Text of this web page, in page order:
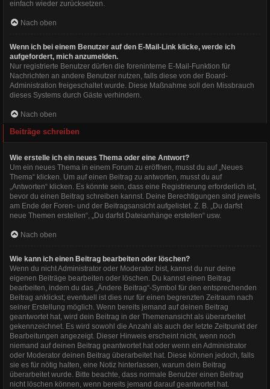
einfach wieder zurücksetzen.
Nach oben
Wenn ich bei einem Benutzer auf den E-Mail-Link klicke, werde ich
aufgefordert, mich anzumelden.
Nur registrierte Benutzer dürfen die foreninterne E-Mail-Funktion für
Nachrichten an andere Benutzer nutzen, falls diese von der Board-
Administration freigeschaltet wurde. Diese Maßnahme soll den Missbrauch
dieses Systems durch Gäste verhindern.
Nach oben
Beiträge schreiben
Wie erstelle ich ein neues Thema oder eine Antwort?
Um ein neues Thema in einem Forum zu eröffnen, musst du auf „Neues
Thema“ klicken. Um auf einen Beitrag zu antworten, musst du auf
„Antworten“ klicken. Es könnte sein, dass eine Registrierung erforderlich ist,
bevor du einen Beitrag schreiben kannst. Deine Berechtigungen sind jeweils
am Ende der Foren- und der Beitragsansicht aufgelistet. Z. B. „Du darfst
neue Themen erstellen“, „Du darfst Dateianhänge erstellen“ usw.
Nach oben
Wie kann ich einen Beitrag bearbeiten oder löschen?
Wenn du nicht Administrator oder Moderator bist, kannst du nur deine
eigenen Beiträge bearbeiten oder löschen. Du kannst einen Beitrag
bearbeiten, indem du das „Ändere Beitrag“-Symbol für den entsprechenden
Beitrag anklickst; eventuell ist dies nur für einen begrenzten Zeitraum nach
seiner Erstellung möglich. Wenn bereits jemand auf deinen Beitrag
geantwortet hat, wird dein Beitrag in der Themenansicht als überarbeitet
gekennzeichnet. Es wird sowohl die Anzahl als auch der letzte Zeitpunkt der
Bearbeitungen angezeigt. Dieser Hinweis erscheint nicht, wenn noch
niemand auf deinen Beitrag geantwortet hat oder wenn ein Administrator
oder Moderator deinen Beitrag überarbeitet hat. Diese können jedoch, falls
sie es für nötig halten, eine Notiz hinterlassen, warum dein Beitrag
überarbeitet wurde. Bitte beachte, dass normale Benutzer einen Beitrag
nicht löschen können, wenn bereits jemand darauf geantwortet hat.